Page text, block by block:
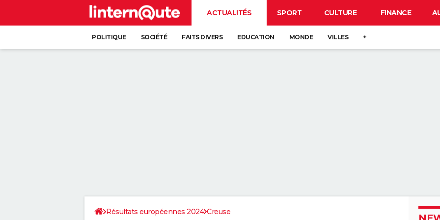
ACTUALITÉS SPORT CULTURE FINANCE
POLITIQUE SOCIÉTÉ FAITS DIVERS EDUCATION MONDE VILLES +
Résultats européennes 2024 Creuse